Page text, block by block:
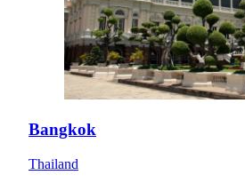
Bangkok
Thailand